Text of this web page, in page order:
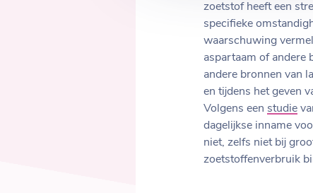
zoetstof heeft een
specifieke
waarschuwing
aspartaam of andere
andere bronnen van
en tijdens het geven
Volgens een studie
dagelijkse inname
niet, zelfs niet bij
zoetstoffenverbruik